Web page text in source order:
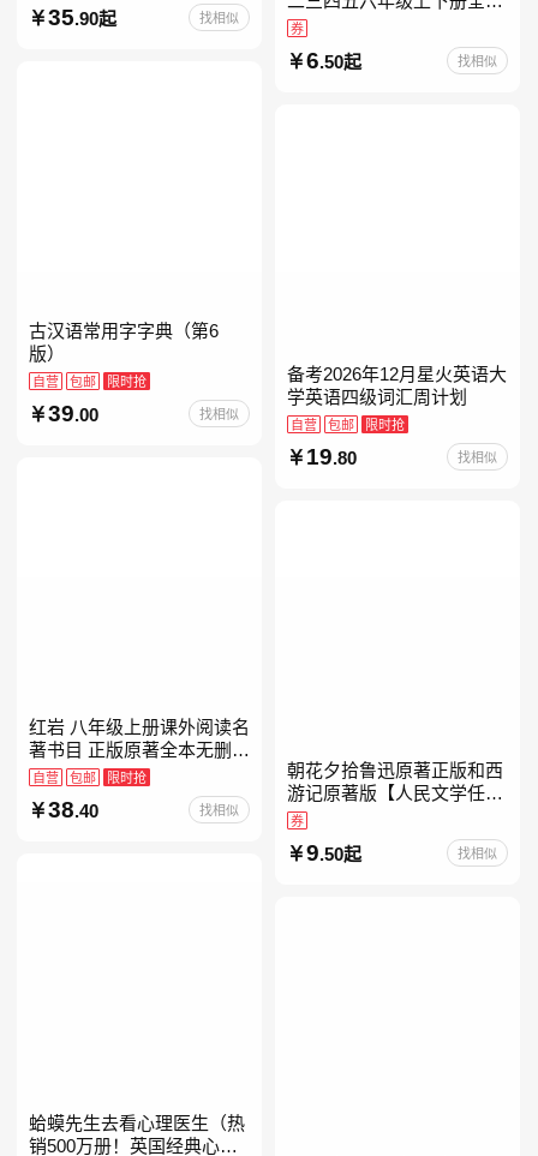
35.90起 找相似
人教版读读童谣和儿歌小鲤
鱼跳龙门和大人一起读中国
古代寓言安徒生童话学生阅
券
6.50起 找相似
古汉语常用字字典（第6
版）
自营 包邮 限时抢
39.00 找相似
备考2026年12月星火英语大
学英语四级词汇周计划
自营 包邮 限时抢
19.80 找相似
红岩 八年级上册课外阅读名
著书目 正版原著全本无删减
罗广斌杨益言著爱国主义红
色经典书籍初中生课外书中
国青年出版社
自营 包邮 限时抢
38.40 找相似
朝花夕拾鲁迅原著正版和西
游记原著版【人民文学任
选】七年级上册全新升级新
增思维导图必读正版课外书
初中名著语文书目初一课外
券
9.50起 找相似
蛤蟆先生去看心理医生（热
销500万册！英国经典心理